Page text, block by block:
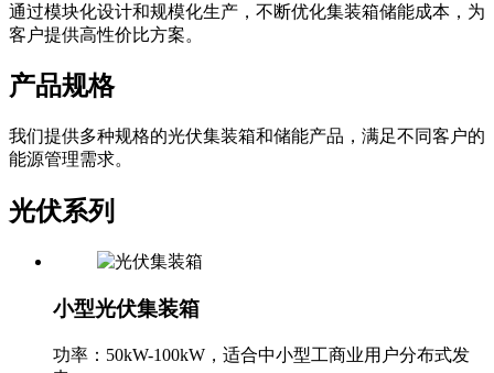
通过模块化设计和规模化生产，不断优化集装箱储能成本，为
客户提供高性价比方案。
产品规格
我们提供多种规格的光伏集装箱和储能产品，满足不同客户的
能源管理需求。
光伏系列
小型光伏集装箱
功率：50kW-100kW，适合中小型工商业用户分布式发